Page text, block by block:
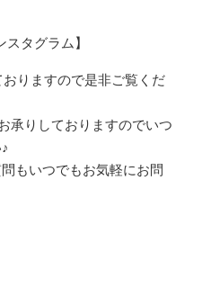
スタグラム】
りますので是非ご覧くだ
承りしておりますのでいつ
もいつでもお気軽にお問